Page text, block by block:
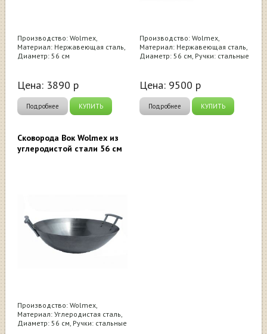
Производство: Wolmex,
Материал: Нержавеющая сталь,
Диаметр: 56 см
Цена: 3890 р
Подробнее КУПИТЬ
Производство: Wolmex,
Материал: Нержавеющая сталь,
Диаметр: 56 см, Ручки: стальные
Цена: 9500 р
Подробнее КУПИТЬ
Сковорода Вок Wolmex из
углеродистой стали 56 см
Производство: Wolmex,
Материал: Углеродистая сталь,
Диаметр: 56 см, Ручки: стальные